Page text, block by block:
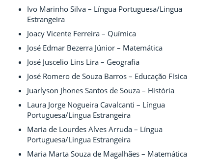
Ivo Marinho Silva – Língua Portuguesa/Lingua
Estrangeira
Joacy Vicente Ferreira – Química
José Edmar Bezerra Júnior – Matemática
José Juscelio Lins Lira – Geografia
José Romero de Souza Barros – Educação Física
Juarlyson Jhones Santos de Souza – História
Laura Jorge Nogueira Cavalcanti – Língua
Portuguesa/Lingua Estrangeira
Maria de Lourdes Alves Arruda – Língua
Portuguesa/Lingua Estrangeira
Maria Marta Souza de Magalhães – Matemática